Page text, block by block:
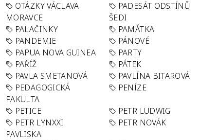
OTÁZKY VÁCLAVA
MORAVCE
PADESÁT ODSTÍNŮ
ŠEDI
PALAČINKY
PAMÁTKA
PANDEMIE
PÁNOVÉ
PAPUA NOVA GUINEA
PARTY
PAŘÍŽ
PÁTEK
PAVLA SMETANOVÁ
PAVLÍNA BITAROVÁ
PEDAGOGICKÁ
FAKULTA
PENÍZE
PETICE
PETR LUDWIG
PETR LYNXXI
PAVLISKA
PETR NOVÁK